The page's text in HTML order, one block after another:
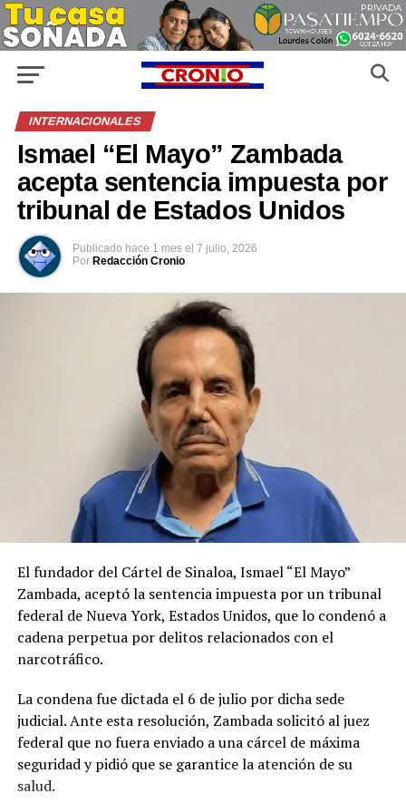
INTERNACIONALES
Ismael “El Mayo” Zambada
acepta sentencia impuesta por
tribunal de Estados Unidos
Publicado hace 1 mes el 7 julio, 2026
Por Redacción Cronio
El fundador del Cártel de Sinaloa, Ismael “El Mayo”
Zambada, aceptó la sentencia impuesta por un tribunal
federal de Nueva York, Estados Unidos, que lo condenó a
cadena perpetua por delitos relacionados con el
narcotráfico.
La condena fue dictada el 6 de julio por dicha sede
judicial. Ante esta resolución, Zambada solicitó al juez
federal que no fuera enviado a una cárcel de máxima
seguridad y pidió que se garantice la atención de su
salud.